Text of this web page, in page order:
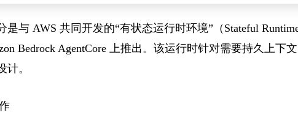
与 AWS 共同开发的“有状态运行时环境”（Stateful
Bedrock AgentCore 上推出。该运行时针对需要持久上下
。